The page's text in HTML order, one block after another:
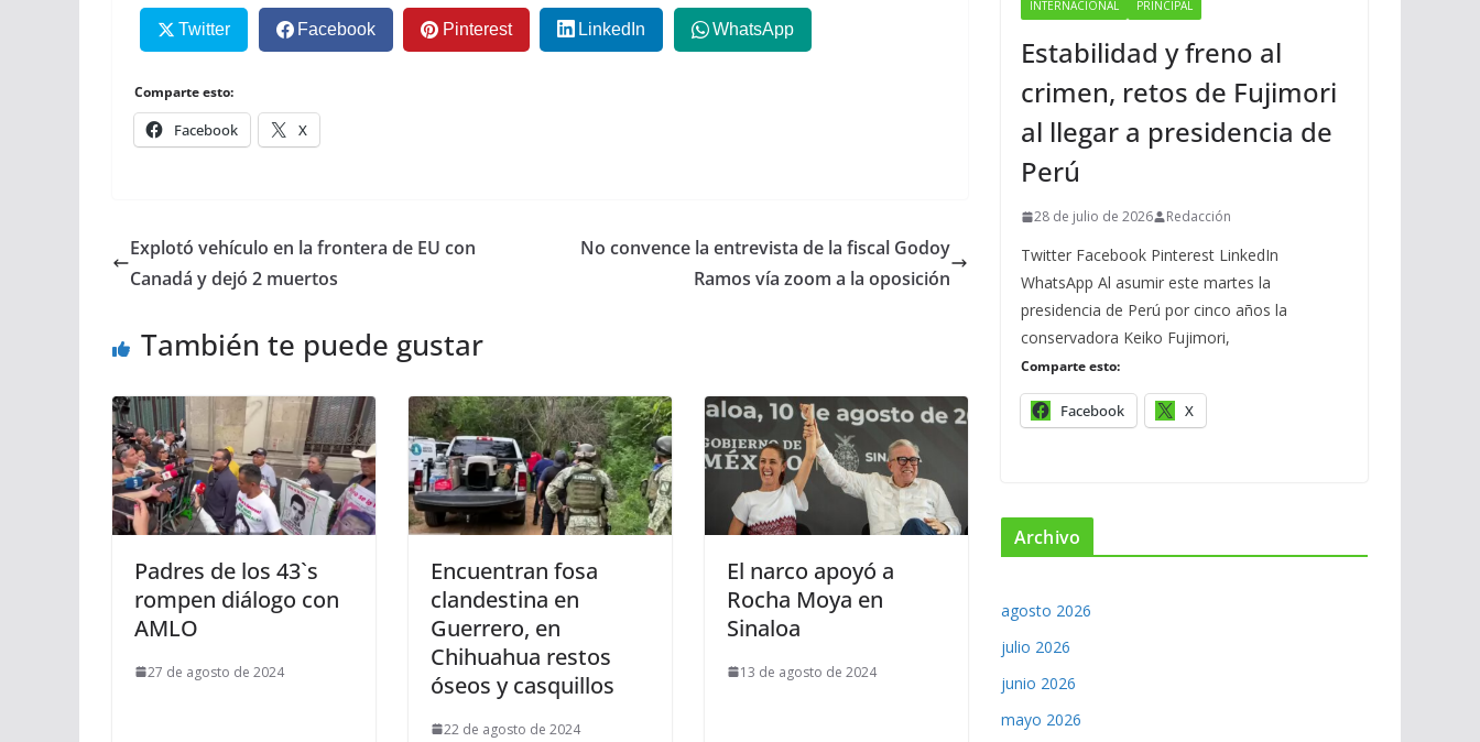
Twitter Facebook Pinterest LinkedIn WhatsApp
Comparte esto:
Facebook X
Explotó vehículo en la frontera de EU con
Canadá y dejó 2 muertos
No convence la entrevista de la fiscal Godoy
Ramos vía zoom a la oposición
También te puede gustar
Padres de los 43`s
rompen diálogo con
AMLO
27 de agosto de 2024
Encuentran fosa
clandestina en
Guerrero, en
Chihuahua restos
óseos y casquillos
22 de agosto de 2024
El narco apoyó a
Rocha Moya en
Sinaloa
13 de agosto de 2024
INTERNACIONAL PRINCIPAL
Estabilidad y freno al
crimen, retos de Fujimori
al llegar a presidencia de
Perú
28 de julio de 2026 Redacción
Twitter Facebook Pinterest LinkedIn
WhatsApp Al asumir este martes la
presidencia de Perú por cinco años la
conservadora Keiko Fujimori,
Comparte esto:
Facebook X
Archivo
agosto 2026
julio 2026
junio 2026
mayo 2026